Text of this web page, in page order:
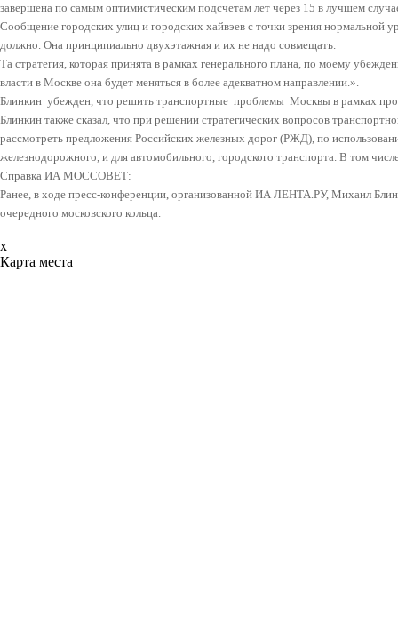
завершена по самым оптимистическим подсчетам лет через 15 в лучшем
Сообщение городских улиц и городских хайвэев с точки зрения нормальной
должно. Она принципиально двухэтажная и их не надо совмещать.
Та стратегия, которая принята в рамках генерального плана, по моему
власти в Москве она будет меняться в более адекватном направлении.».
Блинкин убежден, что решить транспортные проблемы Москвы в рамках
Блинкин также сказал, что при решении стратегических вопросов
рассмотреть предложения Российских железных дорог (РЖД), по
железнодорожного, и для автомобильного, городского транспорта. В том
Справка ИА МОССОВЕТ:
Ранее, в ходе пресс-конференции, организованной ИА ЛЕНТА.РУ, Михаил
очередного московского кольца.
x
Карта места